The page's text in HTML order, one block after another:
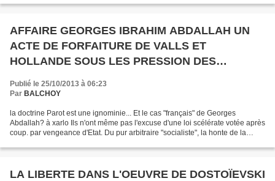
AFFAIRE GEORGES IBRAHIM ABDALLAH UN
ACTE DE FORFAITURE DE VALLS ET
HOLLANDE SOUS LES PRESSION DES
Publié le 25/10/2013 à 06:23
Par BALCHOY
la doctrine Parot est une ignominie... Et le cas "français" de Georges
Abdallah? à xarlo Ils n'ont même pas l'excuse d'une loi scélérate votée après
coup. par vengeance d'Etat. Du pur arbitraire "socialiste", la honte de la
LA LIBERTE DANS L'OEUVRE DE DOSTOÏEVSKI